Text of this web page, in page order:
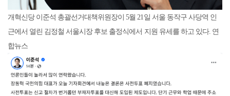
개혁신당 이준석 총괄선거대책위원장이 5월 21일 서울 동작구 사당역 인
근에서 열린 김정철 서울시장 후보 출정식에서 지원 유세를 하고 있다. 연
합뉴스